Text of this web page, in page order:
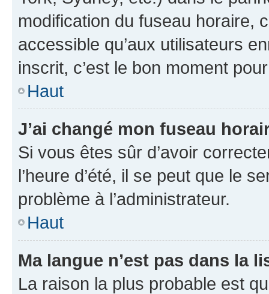
modification du fuseau horaire,
accessible qu’aux utilisateurs
inscrit, c’est le bon moment
Haut
J’ai changé mon fuseau
Si vous êtes sûr d’avoir
l’heure d’été, il se peut que le
problème à l’administrateur.
Haut
Ma langue n’est pas dans la
La raison la plus probable est